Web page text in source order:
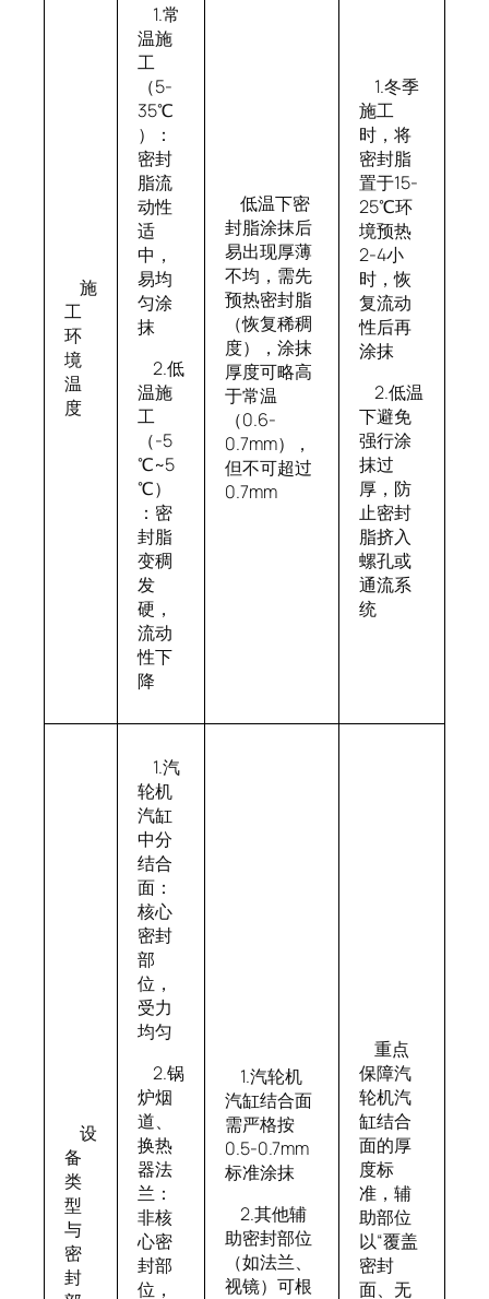
施
工
环
境
温
度
1.常
温施
工
（5-
35℃
）：
密封
脂流
动性
适
中，
易均
匀涂
抹
2.低
温施
工
（-5
℃~5
℃）
：密
封脂
变稠
发
硬，
流动
性下
降
低温下密
封脂涂抹后
易出现厚薄
不均，需先
预热密封脂
（恢复稀稠
度），涂抹
厚度可略高
于常温
（0.6-
0.7mm），
但不可超过
0.7mm
1.冬季
施工
时，将
密封脂
置于15-
25℃环
境预热
2-4小
时，恢
复流动
性后再
涂抹
2.低温
下避免
强行涂
抹过
厚，防
止密封
脂挤入
螺孔或
通流系
统
设
备
类
型
与
密
封
1.汽
轮机
汽缸
中分
结合
面：
核心
密封
部
位，
受力
均匀
2.锅
炉烟
道、
换热
器法
兰：
非核
心密
封部
位，
1.汽轮机
汽缸结合面
需严格按
0.5-0.7mm
标准涂抹
2.其他辅
助密封部位
（如法兰、
视镜）可根
重点
保障汽
轮机汽
缸结合
面的厚
度标
准，辅
助部位
以“覆盖
密封
面、无